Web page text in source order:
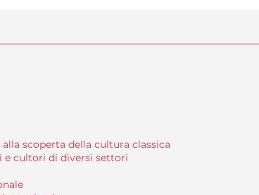
scoperta della cultura classica
e cultori di diversi settori